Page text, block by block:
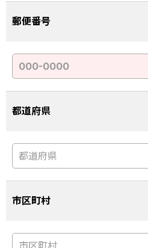
郵便番号
都道府県
市区町村